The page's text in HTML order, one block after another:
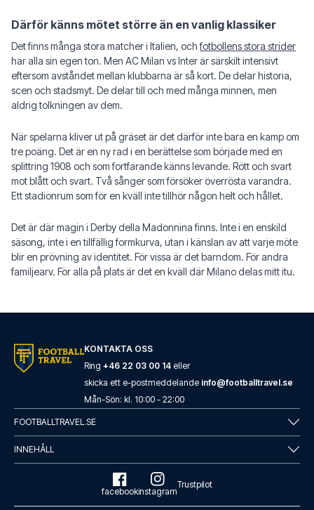
Därför känns mötet större än en vanlig klassiker
Det finns många stora matcher i Italien, ochfotbollens stora strider
har alla sin egen ton. Men AC Milan vs Inter är särskilt intensivt
eftersom avståndet mellan klubbarna är så kort. De delar historia,
scen och stadsmyt. De delar till och med många minnen, men
aldrig tolkningen av dem.
När spelarna kliver ut på gräset är det därför inte bara en kamp om
tre poäng. Det är en ny rad i en berättelse som började med en
splittring 1908 och som fortfarande känns levande. Rött och svart
mot blått och svart. Två sånger som försöker överrösta varandra.
Ett stadionrum som för en kväll inte tillhör någon helt och hållet.
Det är där magin i Derby della Madonnina finns. Inte i en enskild
säsong, inte i en tillfällig formkurva, utan i känslan av att varje möte
blir en prövning av identitet. För vissa är det barndom. För andra
familjearv. För alla på plats är det en kväll där Milano delas mitt itu.
KONTAKTA OSS
Ring +46 22 03 00 14 eller
skicka ett e-postmeddelande info@footballtravel.se
Mån-Sön: kl. 10:00 - 22:00
FOOTBALLTRAVEL.SE
INNEHÅLL
facebookinstagram
Trustpilot